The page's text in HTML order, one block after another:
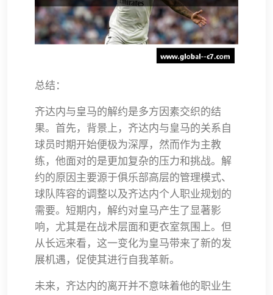
总结：
齐达内与皇马的解约是多方因素交织的结
果。首先，背景上，齐达内与皇马的关系自
球员时期开始便极为深厚，然而作为主教
练，他面对的是更加复杂的压力和挑战。解
约的原因主要源于俱乐部高层的管理模式、
球队阵容的调整以及齐达内个人职业规划的
需要。短期内，解约对皇马产生了显著影
响，尤其是在战术层面和更衣室氛围上。但
从长远来看，这一变化为皇马带来了新的发
展机遇，促使其进行自我革新。
未来，齐达内的离开并不意味着他的职业生